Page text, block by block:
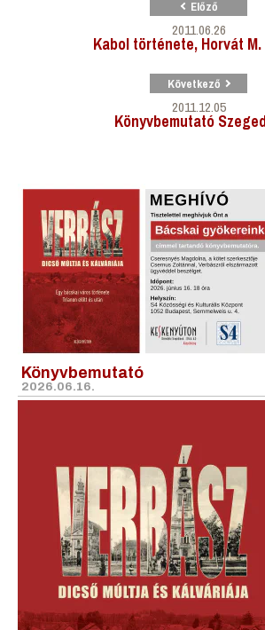
Előző
2011.06.26
Kabol története, Horvát M.
Következő
2011.12.05
Könyvbemutató
Könyvbemutató
2026.06.16.